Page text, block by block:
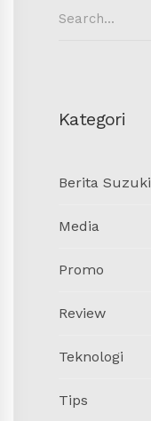
for:
Kategori
Berita Suzuki
Media
Promo
Review
Teknologi
Tips